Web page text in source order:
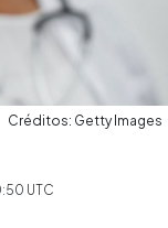
Créditos: Getty Images
UTC